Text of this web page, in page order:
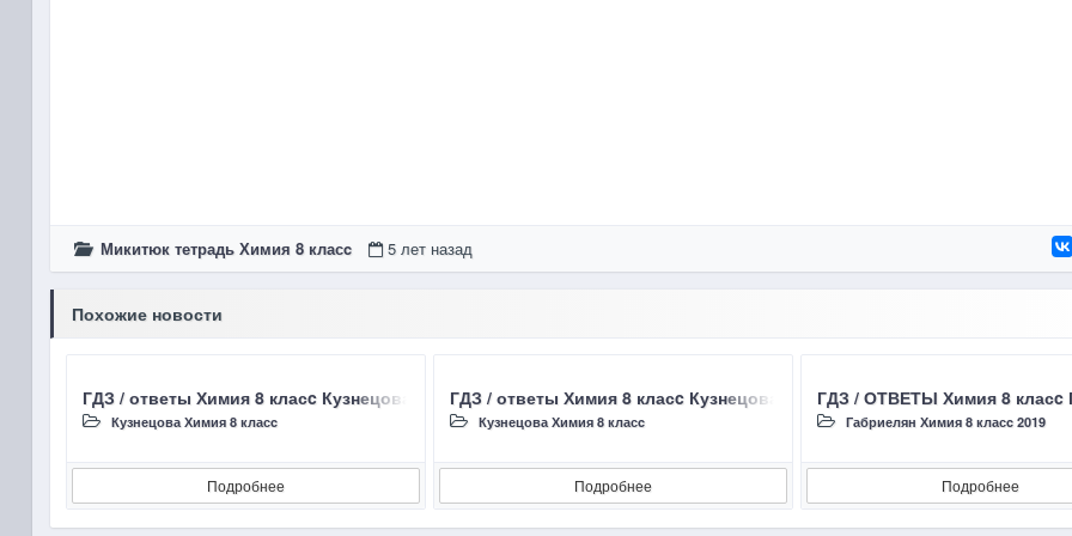
Микитюк тетрадь Химия 8 класc 5 лет назад
Похожие новости
ГДЗ / ответы Химия 8 класc Кузнецова Н.Е. §47 Степень окисления
Кузнецова Химия 8 класc
Подробнее
ГДЗ / ответы Химия 8 класc Кузнецова Н.Е. §49 Окислительно-
Кузнецова Химия 8 класc
Подробнее
ГДЗ / ОТВЕТЫ Химия 8 класc
Габриелян Химия 8 класc 2019
Подробнее